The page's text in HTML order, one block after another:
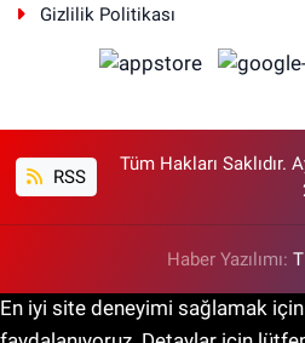
Gizlilik Politikası
RSS
Tüm Hakları
Haber Yazılımı:
En iyi site deneyimi sağlamak